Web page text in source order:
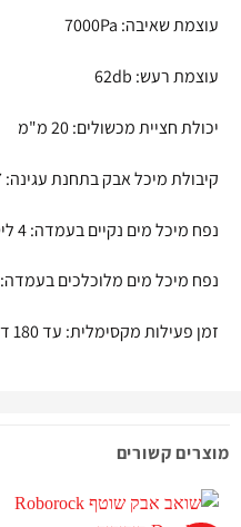
עוצמת שאיבה: 7000Pa
עוצמת רעש: 62db
יכולת חציית מכשולים: 20 מ"מ
קיבולת מיכל אבק בתחנת עגינה: 2.7 ליטר
נפח מיכל מים נקיים בעמדה: 4 ליטר
נפח מיכל מים מלוכלכים בעמדה: 3.5 ליטר
זמן פעילות מקסימלית: עד 180 דק במצב שקט
מוצרים קשורים